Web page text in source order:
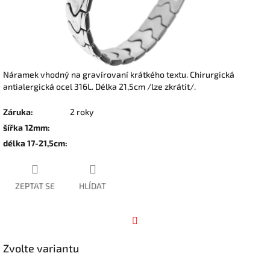
Náramek vhodný na gravírovaní krátkého textu. Chirurgická
antialergická ocel 316L. Délka 21,5cm /lze zkrátit/.
Záruka:
2 roky
šířka 12mm:
délka 17-21,5cm:
ZEPTAT SE HLÍDAT
Zvolte variantu